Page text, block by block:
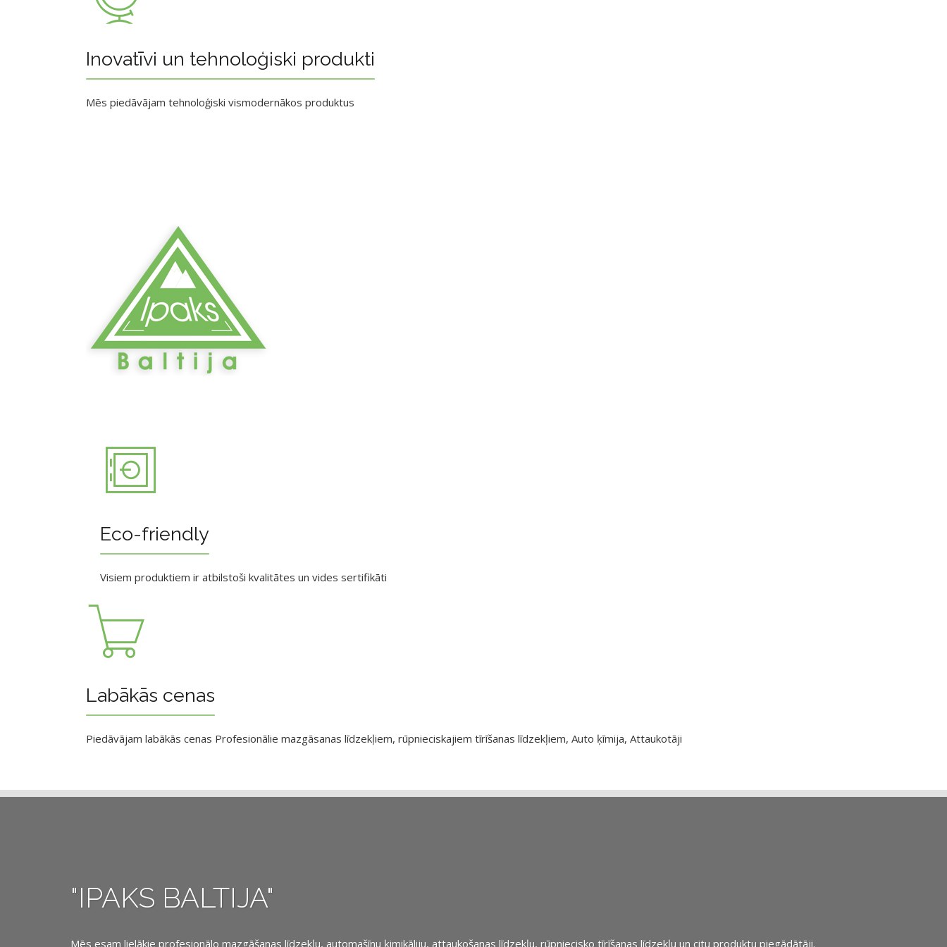
Inovatīvi un tehnoloģiski produkti
Mēs piedāvājam tehnoloģiski vismodernākos produktus
Eco-friendly
Visiem produktiem ir atbilstoši kvalitātes un vides sertifikāti
Labākās cenas
Piedāvājam labākās cenas Profesionālie mazgāsanas līdzekļiem, rūpnieciskajiem tīrīšanas līdzekļiem, Auto ķīmija, Attaukotāji
"IPAKS BALTIJA"
Mēs esam lielākie profesionālo mazgāšanas līdzekļu, automašīnu ķimikāliju, attaukošanas līdzekļu, rūpniecisko tīrīšanas līdzekļu un citu produktu piegādātāji.